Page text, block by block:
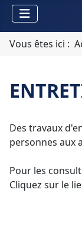
Vous êtes ici :
Des travaux
personnes aux
Pour les
Cliquez sur le